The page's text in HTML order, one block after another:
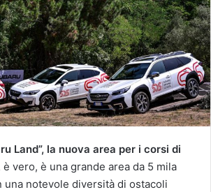
Land”, la nuova area per i corsi di
è vero, è una grande area da 5 mila
una notevole diversità di ostacoli